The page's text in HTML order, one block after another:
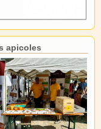
apicoles